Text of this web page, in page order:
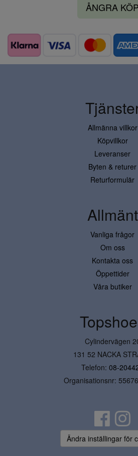
ÅNGRA KÖP
Allmänna villkor
Köpvillkor
Leveranser
Byten & returer
Returformulär
Allmänt
Vanliga frågor
Om oss
Kontakta oss
Öppettider
Våra butiker
Cylindervägen
131 52 NACKA
Telefon: 08-
Organisationsnr:
Ändra inställingar för